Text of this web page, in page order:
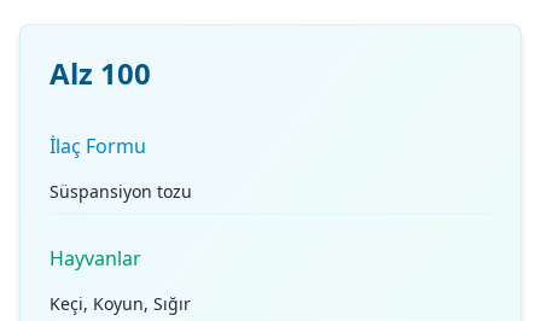
Alz 100
İlaç Formu
Süspansiyon tozu
Hayvanlar
Keçi, Koyun, Sığır